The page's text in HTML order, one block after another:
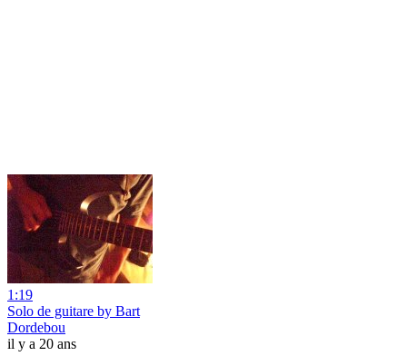
1:19
Solo de guitare by Bart
Dordebou
il y a 20 ans